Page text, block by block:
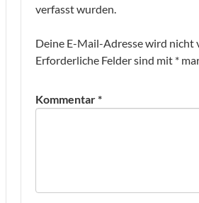
verfasst wurden.
Deine E-Mail-Adresse wird nicht
Erforderliche Felder sind mit *
Kommentar*